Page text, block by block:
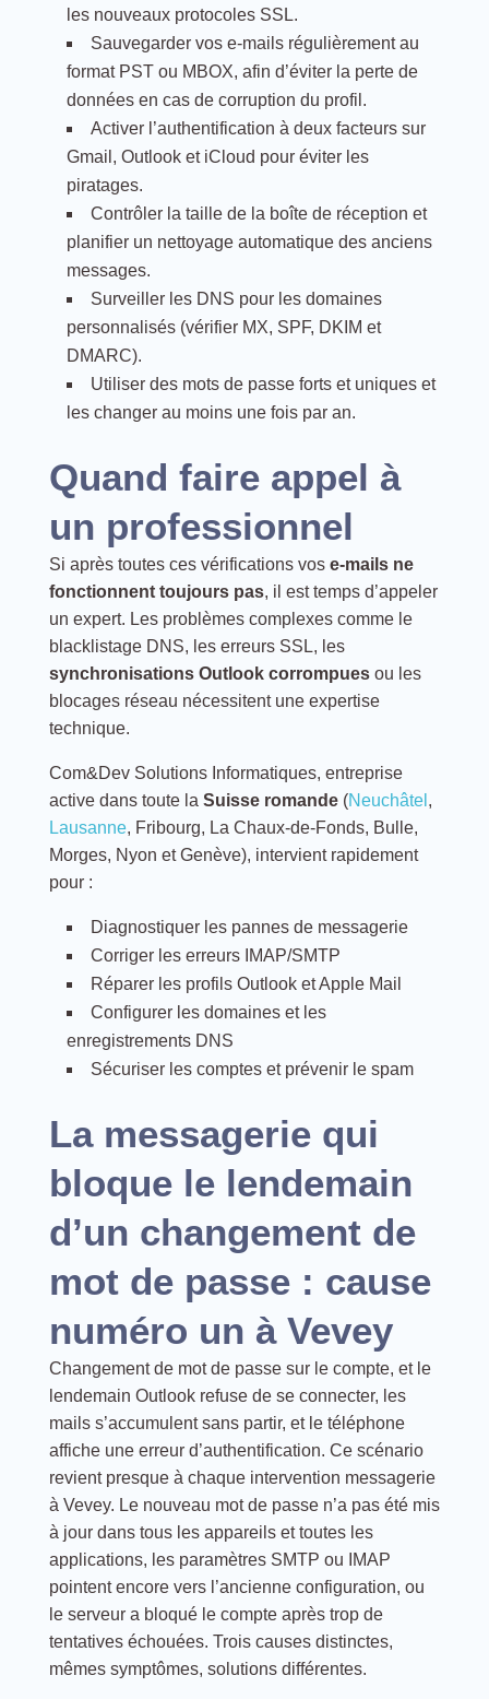
les nouveaux protocoles SSL.
Sauvegarder vos e-mails régulièrement au
format PST ou MBOX, afin d’éviter la perte de
données en cas de corruption du profil.
Activer l’authentification à deux facteurs sur
Gmail, Outlook et iCloud pour éviter les
piratages.
Contrôler la taille de la boîte de réception et
planifier un nettoyage automatique des anciens
messages.
Surveiller les DNS pour les domaines
personnalisés (vérifier MX, SPF, DKIM et
DMARC).
Utiliser des mots de passe forts et uniques et
les changer au moins une fois par an.
Quand faire appel à
un professionnel
Si après toutes ces vérifications vos e-mails ne
fonctionnent toujours pas, il est temps d’appeler
un expert. Les problèmes complexes comme le
blacklistage DNS, les erreurs SSL, les
synchronisations Outlook corrompuesou les
blocages réseau nécessitent une expertise
technique.
Com&Dev Solutions Informatiques, entreprise
active dans toute la Suisse romande(Neuchâtel ,
Lausanne, Fribourg, La Chaux-de-Fonds, Bulle,
Morges, Nyon et Genève), intervient rapidement
pour :
Diagnostiquer les pannes de messagerie
Corriger les erreurs IMAP/SMTP
Réparer les profils Outlook et Apple Mail
Configurer les domaines et les
enregistrements DNS
Sécuriser les comptes et prévenir le spam
La messagerie qui
bloque le lendemain
d’un changement de
mot de passe : cause
numéro un à Vevey
Changement de mot de passe sur le compte, et le
lendemain Outlook refuse de se connecter, les
mails s’accumulent sans partir, et le téléphone
affiche une erreur d’authentification. Ce scénario
revient presque à chaque intervention messagerie
à Vevey. Le nouveau mot de passe n’a pas été mis
à jour dans tous les appareils et toutes les
applications, les paramètres SMTP ou IMAP
pointent encore vers l’ancienne configuration, ou
le serveur a bloqué le compte après trop de
tentatives échouées. Trois causes distinctes,
mêmes symptômes, solutions différentes.